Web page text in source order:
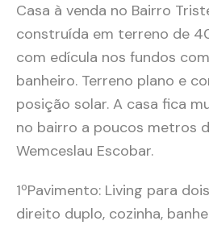
Casa à venda no Bairro
construída em terreno de
com edícula nos fundos
banheiro. Terreno plano e
posição solar. A casa fica
no bairro a poucos metros
Wemceslau Escobar.
1ºPavimento: Living para
direito duplo, cozinha,